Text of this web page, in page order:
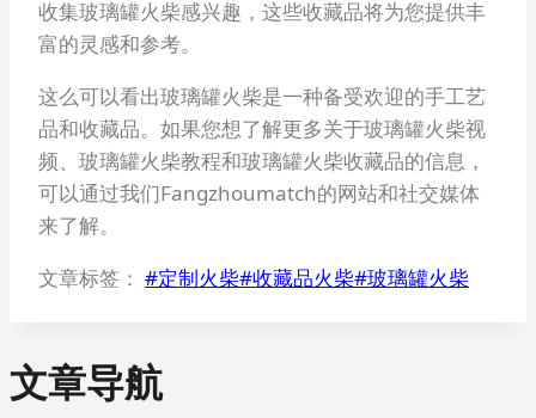
收集玻璃罐火柴感兴趣，这些收藏品将为您提供丰
富的灵感和参考。
这么可以看出玻璃罐火柴是一种备受欢迎的手工艺
品和收藏品。如果您想了解更多关于玻璃罐火柴视
频、玻璃罐火柴教程和玻璃罐火柴收藏品的信息，
可以通过我们Fangzhoumatch的网站和社交媒体
来了解。
文章标签： #定制火柴#收藏品火柴#玻璃罐火柴
文章导航